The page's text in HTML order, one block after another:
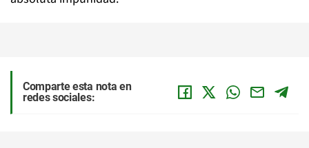
Comparte esta nota en
redes sociales: